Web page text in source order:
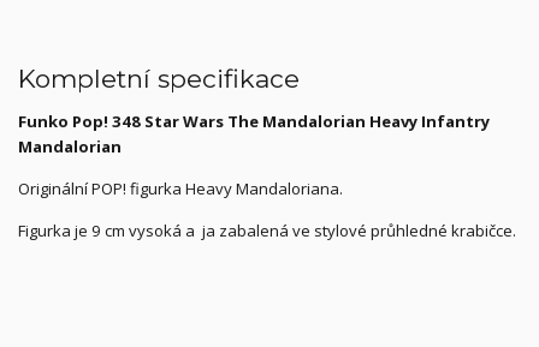
Kompletní specifikace
Funko Pop! 348 Star Wars The Mandalorian Heavy Infantry
Mandalorian
Originální POP! figurka Heavy Mandaloriana.
Figurka je 9 cm vysoká a ja zabalená ve stylové průhledné krabičce.